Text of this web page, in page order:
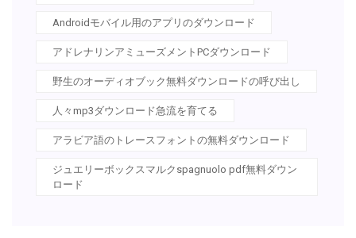
Androidモバイル用のアプリのダウンロード
アドレナリンアミューズメントPCダウンロード
野生のオーディオブック無料ダウンロードの呼び出し
人々mp3ダウンロード急流を育てる
アラビア語のトレースフォントの無料ダウンロード
ジュエリーボックスマルクspagnuolo pdf無料ダウン
ロード